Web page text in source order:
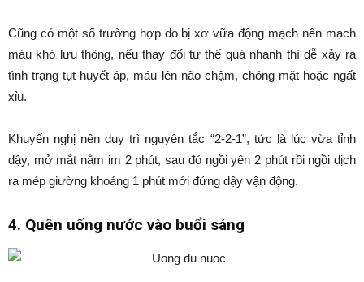
Cũng có một số trường hợp do bị xơ vữa động mạch nên mạch
máu khó lưu thông, nếu thay đổi tư thế quá nhanh thì dễ xảy ra
tình trạng tụt huyết áp, máu lên não chậm, chóng mặt hoặc ngất
xỉu.
Khuyến nghị nên duy trì nguyên tắc “2-2-1”, tức là lúc vừa tỉnh
dậy, mở mắt nằm im 2 phút, sau đó ngồi yên 2 phút rồi ngồi dịch
ra mép giường khoảng 1 phút mới đứng dậy vận động.
4. Quên uống nước vào buổi sáng